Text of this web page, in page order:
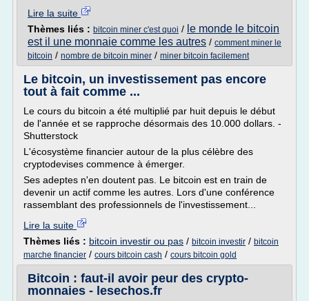
Lire la suite
Thèmes liés : bitcoin miner c'est quoi / le monde le bitcoin
est il une monnaie comme les autres / comment miner le
bitcoin / nombre de bitcoin miner / miner bitcoin facilement
Le bitcoin, un investissement pas encore
tout à fait comme ...
Le cours du bitcoin a été multiplié par huit depuis le début
de l'année et se rapproche désormais des 10.000 dollars. -
Shutterstock
L'écosystème financier autour de la plus célèbre des
cryptodevises commence à émerger.
Ses adeptes n'en doutent pas. Le bitcoin est en train de
devenir un actif comme les autres. Lors d'une conférence
rassemblant des professionnels de l'investissement...
Lire la suite
Thèmes liés : bitcoin investir ou pas / bitcoin investir / bitcoin
marche financier / cours bitcoin cash / cours bitcoin gold
Bitcoin : faut-il avoir peur des crypto-
monnaies - lesechos.fr